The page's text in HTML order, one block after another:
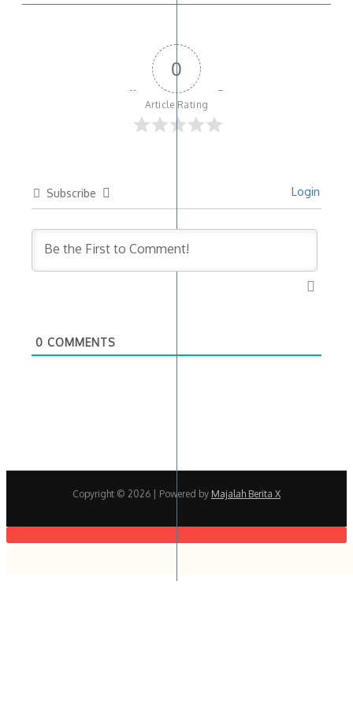
0
Article Rating
Subscribe Login
0 COMMENTS
Copyright © 2026 | Powered by Majalah Berita X